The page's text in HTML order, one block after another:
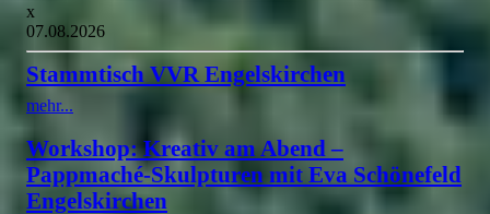
x
07.08.2026
Stammtisch VVR Engelskirchen
mehr...
Workshop: Kreativ am Abend –
Pappmaché-Skulpturen mit Eva Schönefeld
Engelskirchen